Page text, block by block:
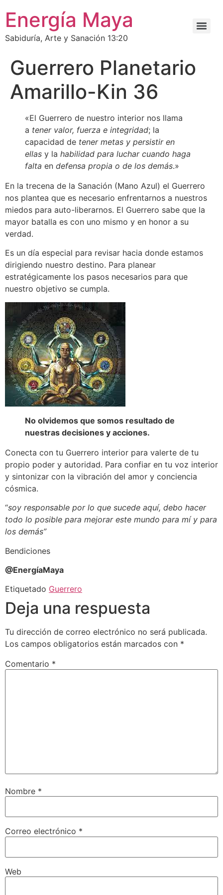
Energía Maya
Sabiduría, Arte y Sanación 13:20
Guerrero Planetario
Amarillo-Kin 36
«El Guerrero de nuestro interior nos llama
a tener valor, fuerza e integridad; la
capacidad de tener metas y persistir en
ellas y la habilidad para luchar cuando haga
falta en defensa propia o de los demás.»
En la trecena de la Sanación (Mano Azul) el Guerrero
nos plantea que es necesario enfrentarnos a nuestros
miedos para auto-liberarnos. El Guerrero sabe que la
mayor batalla es con uno mismo y en honor a su
verdad.
Es un día especial para revisar hacia donde estamos
dirigiendo nuestro destino. Para planear
estratégicamente los pasos necesarios para que
nuestro objetivo se cumpla.
No olvidemos que somos resultado de
nuestras decisiones y acciones.
Conecta con tu Guerrero interior para valerte de tu
propio poder y autoridad. Para confiar en tu voz interior
y sintonizar con la vibración del amor y conciencia
cósmica.
“soy responsable por lo que sucede aquí, debo hacer
todo lo posible para mejorar este mundo para mí y para
los demás”
Bendiciones
@EnergíaMaya
Etiquetado Guerrero
Deja una respuesta
Tu dirección de correo electrónico no será publicada.
Los campos obligatorios están marcados con *
Comentario *
Nombre *
Correo electrónico *
Web